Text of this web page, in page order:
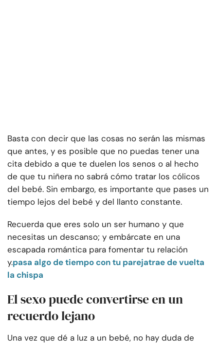
Basta con decir que las cosas no serán las mismas
que antes, y es posible que no puedas tener una
cita debido a que te duelen los senos o al hecho
de que tu niñera no sabrá cómo tratar los cólicos
del bebé. Sin embargo, es importante que pases un
tiempo lejos del bebé y del llanto constante.
Recuerda que eres solo un ser humano y que
necesitas un descanso; y embárcate en una
escapada romántica para fomentar tu relación
y.pasa algo de tiempo con tu parejatrae de vuelta
la chispa
El sexo puede convertirse en un
recuerdo lejano
Una vez que dé a luz a un bebé, no hay duda de